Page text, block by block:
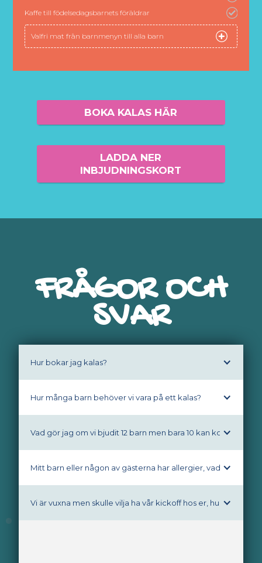
Kaffe till födelsedagsbarnets föräldrar
Valfri mat från barnmenyn till alla barn
BOKA KALAS HÄR
LADDA NER
INBJUDNINGSKORT
FRÅGOR OCH
SVAR
Hur bokar jag kalas?
Hur många barn behöver vi vara på ett kalas?
Vad gör jag om vi bjudit 12 barn men bara 10 kan komma?
Mitt barn eller någon av gästerna har allergier, vad gör jag?
Vi är vuxna men skulle vilja ha vår kickoff hos er, hur gör vi då?